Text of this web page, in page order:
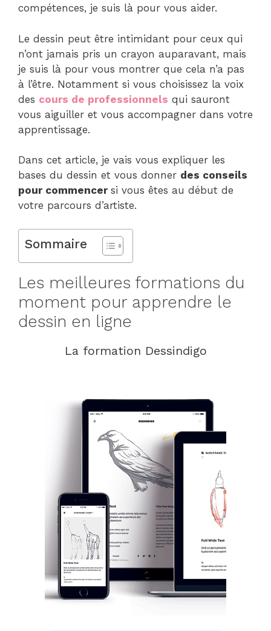
compétences, je suis là pour vous aider.
Le dessin peut être intimidant pour ceux qui
n’ont jamais pris un crayon auparavant, mais
je suis là pour vous montrer que cela n’a pas
à l’être. Notamment si vous choisissez la voix
des cours de professionnels qui sauront
vous aiguiller et vous accompagner dans votre
apprentissage.
Dans cet article, je vais vous expliquer les
bases du dessin et vous donner des conseils
pour commencer si vous êtes au début de
votre parcours d’artiste.
Sommaire
Les meilleures formations du
moment pour apprendre le
dessin en ligne
La formation Dessindigo